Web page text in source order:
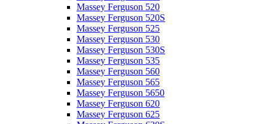
Massey Ferguson 520
Massey Ferguson 520S
Massey Ferguson 525
Massey Ferguson 530
Massey Ferguson 530S
Massey Ferguson 535
Massey Ferguson 560
Massey Ferguson 565
Massey Ferguson 5650
Massey Ferguson 620
Massey Ferguson 625